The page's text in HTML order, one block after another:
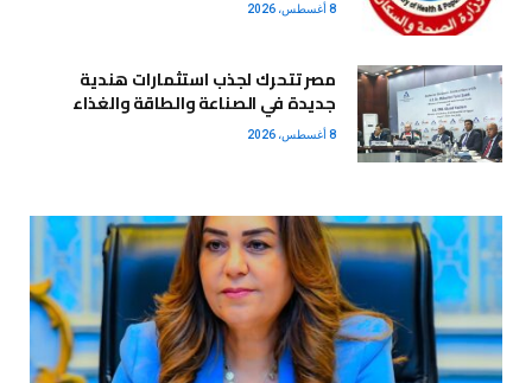
8 أغسطس، 2026
مصر تتحرك لجذب استثمارات هندية
جديدة في الصناعة والطاقة والغذاء
8 أغسطس، 2026